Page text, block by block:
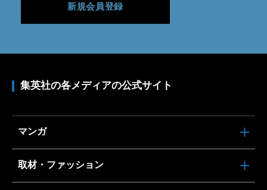
新規会員登録
集英社の各メディアの公式サイト
マンガ
取材・ファッション